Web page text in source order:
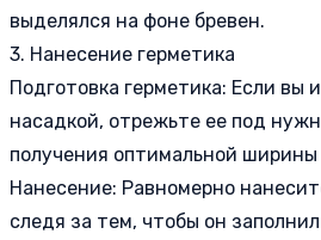
выделялся на фоне бревен.
3. Нанесение герметика
Подготовка герметика: Если вы
насадкой, отрежьте ее под
получения оптимальной
Нанесение: Равномерно
следя за тем, чтобы он